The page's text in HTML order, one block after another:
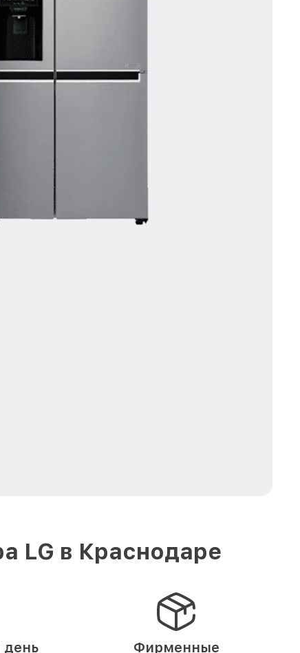
LG в Краснодаре
день
Фирменные